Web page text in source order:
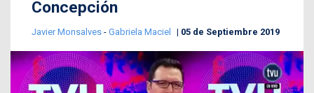
Concepción
Javier Monsalves - Gabriela Maciel 05 de Septiembre 2019